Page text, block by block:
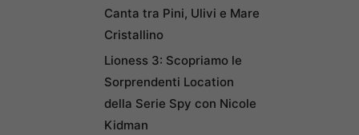
Canta tra Pini, Ulivi e Mare
Cristallino
Lioness 3: Scopriamo le
Sorprendenti Location
della Serie Spy con Nicole
Kidman